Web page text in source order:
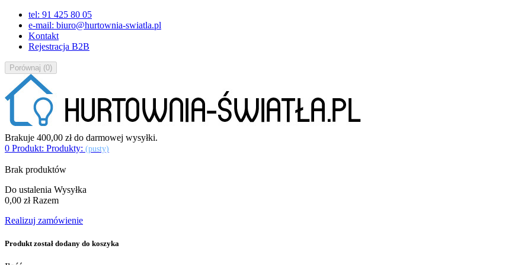
tel: 91 425 80 05
e-mail: biuro@hurtownia-swiatla.pl
Kontakt
Rejestracja B2B
Porównaj (0)
Brakuje 400,00 złdo darmowej wysyłki.
0 Produkt: Produkty: (pusty)
Brak produktów
Do ustalenia Wysyłka
0,00 zł Razem
Realizuj zamówienie
Produkt został dodany do koszyka